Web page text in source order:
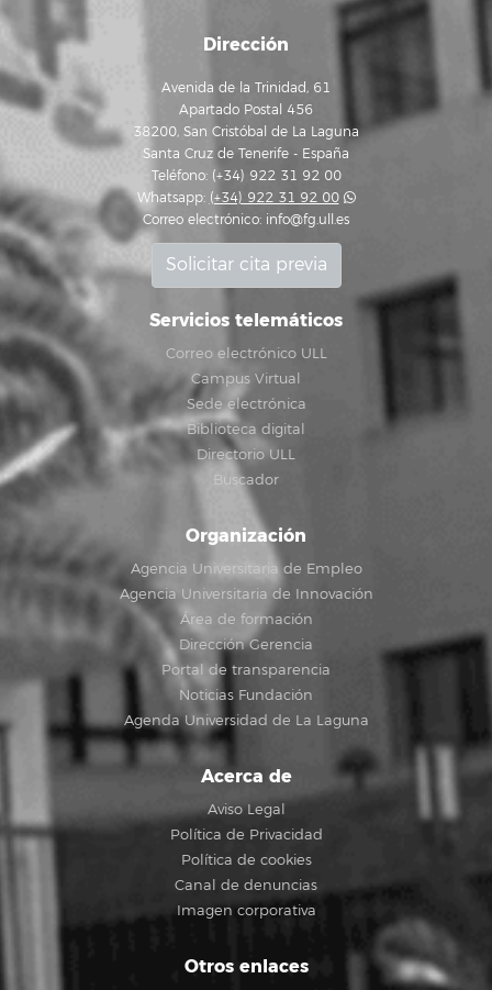
Dirección
Avenida de la Trinidad, 61
Apartado Postal 456
38200, San Cristóbal de La Laguna
Santa Cruz de Tenerife - España
Teléfono: (+34) 922 31 92 00
Whatsapp: (+34) 922 31 92 00
Correo electrónico: info@fg.ull.es
Solicitar cita previa
Servicios telemáticos
Correo electrónico ULL
Campus Virtual
Sede electrónica
Biblioteca digital
Directorio ULL
Buscador
Organización
Agencia Universitaria de Empleo
Agencia Universitaria de Innovación
Área de formación
Dirección Gerencia
Portal de transparencia
Noticias Fundación
Agenda Universidad de La Laguna
Acerca de
Aviso Legal
Política de Privacidad
Política de cookies
Canal de denuncias
Imagen corporativa
Otros enlaces